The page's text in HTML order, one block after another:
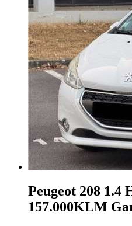
Peugeot 208 1.4
157.000KLM